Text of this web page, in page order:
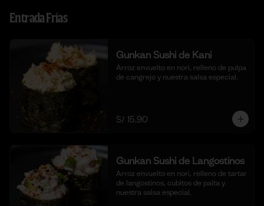
Entrada Frías
Gunkan Sushi de Kani
Arroz envuelto en nori, relleno de pulpa
de cangrejo y nuestra salsa especial.
S/ 15.90
Gunkan Sushi de Langostinos
Arroz envuelto en nori, relleno de tartar
de langostinos, cubitos de palta y
nuestra salsa especial.